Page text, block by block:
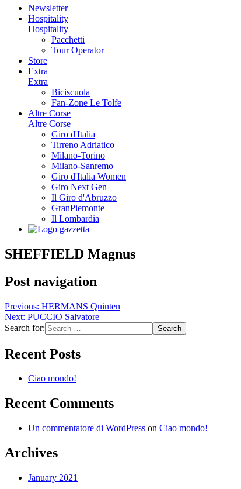
Newsletter
Hospitality
Hospitality
Pacchetti
Tour Operator
Store
Extra
Extra
Biciscuola
Fan-Zone Le Tolfe
Altre Corse
Altre Corse
Giro d'Italia
Tirreno Adriatico
Milano-Torino
Milano-Sanremo
Giro d'Italia Women
Giro Next Gen
Il Giro d'Abruzzo
GranPiemonte
Il Lombardia
SHEFFIELD Magnus
Post navigation
Previous: HERMANS Quinten
Next: PUCCIO Salvatore
Search for:
Recent Posts
Ciao mondo!
Recent Comments
Un commentatore di WordPress on Ciao mondo!
Archives
January 2021